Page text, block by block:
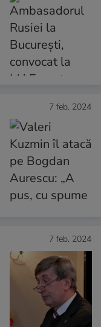
7 feb. 2024
7 feb. 2024